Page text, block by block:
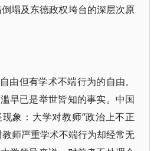
塌及东德政权垮台的深层次原
由但有学术不端行为的自由。
早已是举世皆知的事实。中国
象：大学对教师“政治上不正
师严重学术不端行为却经常无